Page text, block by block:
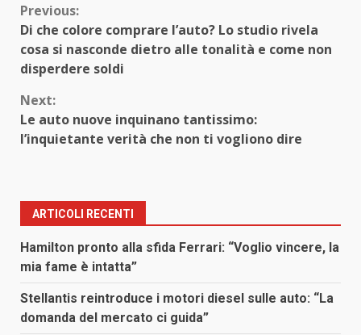
Continue
Reading
Previous:
Di che colore comprare l’auto? Lo studio rivela
cosa si nasconde dietro alle tonalità e come non
disperdere soldi
Next:
Le auto nuove inquinano tantissimo:
l’inquietante verità che non ti vogliono dire
ARTICOLI RECENTI
Hamilton pronto alla sfida Ferrari: “Voglio vincere, la
mia fame è intatta”
Stellantis reintroduce i motori diesel sulle auto: “La
domanda del mercato ci guida”